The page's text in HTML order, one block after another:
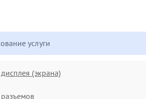
услуги
(экрана)